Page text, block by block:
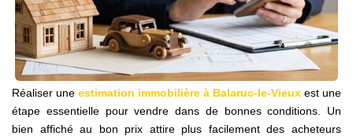
Avis Clients
CONTACT
EN
Réaliser une estimation immobilière à Balaruc-le-Vieux est une
étape essentielle pour vendre dans de bonnes conditions. Un
bien affiché au bon prix attire plus facilement des acheteurs